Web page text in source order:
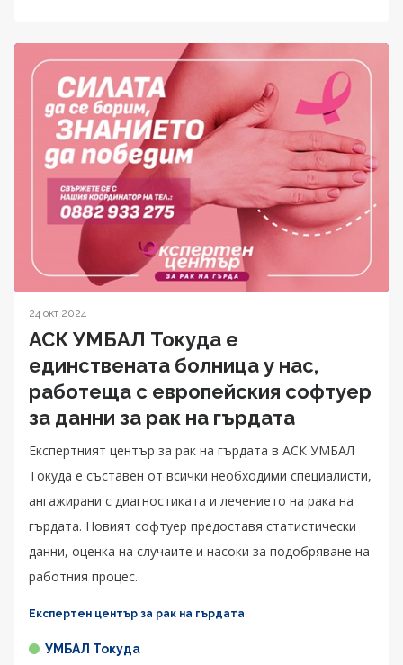
24 окт 2024
АСК УМБАЛ Токуда е
единствената болница у нас,
работеща с европейския софтуер
за данни за рак на гърдата
Експертният център за рак на гърдата в АСК УМБАЛ
Токуда е съставен от всички необходими специалисти,
ангажирани с диагностиката и лечението на рака на
гърдата. Новият софтуер предоставя статистически
данни, оценка на случаите и насоки за подобряване на
работния процес.
Експертен център за рак на гърдата
УМБАЛ Токуда